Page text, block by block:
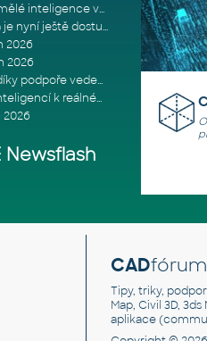
Tři překážky rozšiřování využití umělé inteligence ve stavebním prům
Autodesk Flex (platba za použití) je nyní ještě dostupnější
2026
2026
Udržujte vaše týmy produktivní díky podpoře vedené odborníky
Od experimentování s umělou inteligencí k reálnému dopadu na podniká
2026
Newsflash
CADfórum
Tipy, triky,
Map, Civil 3D,
aplikace